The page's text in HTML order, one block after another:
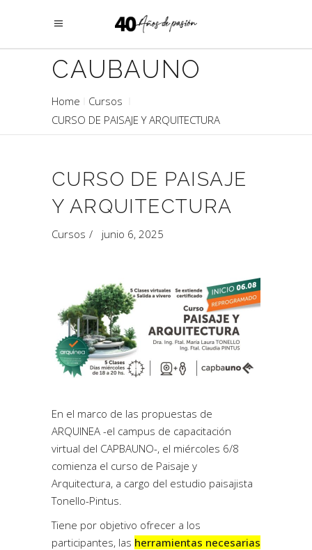
CAUBAUNO
Home
Cursos
CURSO DE PAISAJE Y ARQUITECTURA
CURSO DE PAISAJE
Y ARQUITECTURA
Cursos junio 6, 2025
En el marco de las propuestas de
ARQUINEA -el campus de capacitación
virtual del CAPBAUNO-, el miércoles 6/8
comienza el curso de Paisaje y
Arquitectura, a cargo del estudio paisajista
Tonello-Pintus.
Tiene por objetivo ofrecer a los
participantes, las herramientas necesarias